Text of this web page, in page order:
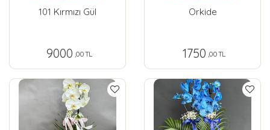
101 Kırmızı Gül
9000 ,00 TL
Orkide
1750 ,00 TL